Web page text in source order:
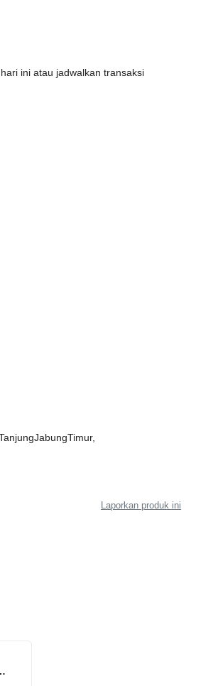
ini atau jadwalkan transaksi
Laporkan produk ini